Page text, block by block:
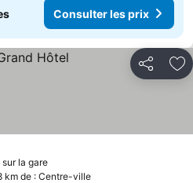
Consulter les prix
Partager
la gare
km de : Centre-ville